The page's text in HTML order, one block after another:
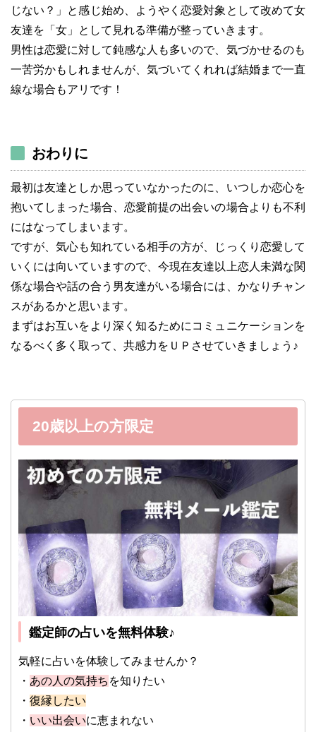
じない？」と感じ始め、ようやく恋愛対象として改めて女
友達を「女」として見れる準備が整っていきます。
男性は恋愛に対して鈍感な人も多いので、気づかせるのも
一苦労かもしれませんが、気づいてくれれば結婚まで一直
線な場合もアリです！
おわりに
最初は友達としか思っていなかったのに、いつしか恋心を
抱いてしまった場合、恋愛前提の出会いの場合よりも不利
にはなってしまいます。
ですが、気心も知れている相手の方が、じっくり恋愛して
いくには向いていますので、今現在友達以上恋人未満な関
係な場合や話の合う男友達がいる場合には、かなりチャン
スがあるかと思います。
まずはお互いをより深く知るためにコミュニケーションを
なるべく多く取って、共感力をＵＰさせていきましょう♪
20歳以上の方限定
鑑定師の占いを無料体験♪
気軽に占いを体験してみませんか？
・ あの人の気持ち を知りたい
・ 復縁したい
・ いい出会いに恵まれない